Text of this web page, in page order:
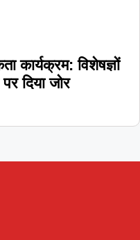
कार्यक्रम: विशेषज्ञों
दिया जोर